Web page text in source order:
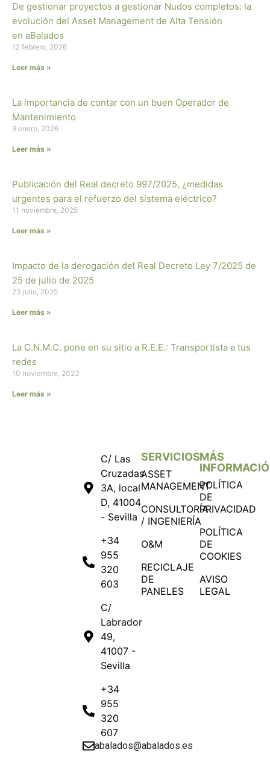
De gestionar proyectos a gestionar Nudos completos: la
evolución del Asset Management de Alta Tensión
en aBalados
12 febrero, 2026
Leer más »
La importancia de contar con un buen Operador de
Mantenimiento
9 enero, 2026
Leer más »
Publicación del Real decreto 997/2025, ¿medidas
urgentes para el refuerzo del sistema eléctrico?
11 noviembre, 2025
Leer más »
Impacto de la derogación del Real Decreto Ley 7/2025 de
25 de julio de 2025
23 julio, 2025
Leer más »
La C.N.M.C. pone en su sitio a R.E.E.: Transportista a tus
redes
10 noviembre, 2023
Leer más »
C/ Las
Cruzadas
3A, local
D, 41004
- Sevilla
+34
955
320
603
C/
Labrador
49,
41007 -
Sevilla
+34
955
320
607
abalados@abalados.es
SERVICIOS
ASSET
MANAGEMENT
CONSULTORÍA
/ INGENIERÍA
O&M
RECICLAJE
DE
PANELES
MÁS
POLÍTICA
DE
PRIVACIDAD
POLÍTICA
DE
COOKIES
AVISO
LEGAL